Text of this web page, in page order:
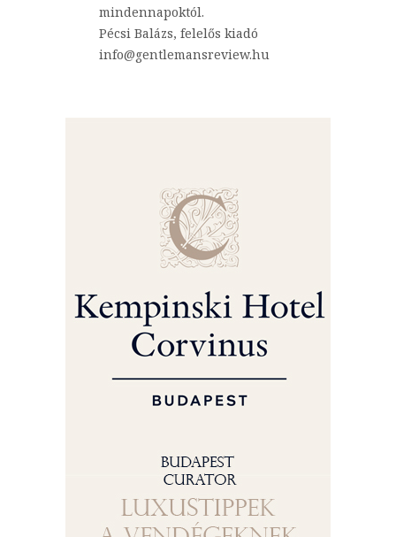
mindennapoktól.
Pécsi Balázs, felelős kiadó
info@gentlemansreview.hu